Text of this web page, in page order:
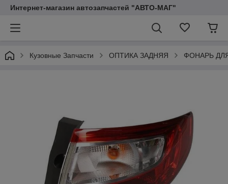
Интернет-магазин автозапчастей "АВТО-МАГ"
Кузовные Запчасти ОПТИКА ЗАДНЯЯ ФОНАРЬ